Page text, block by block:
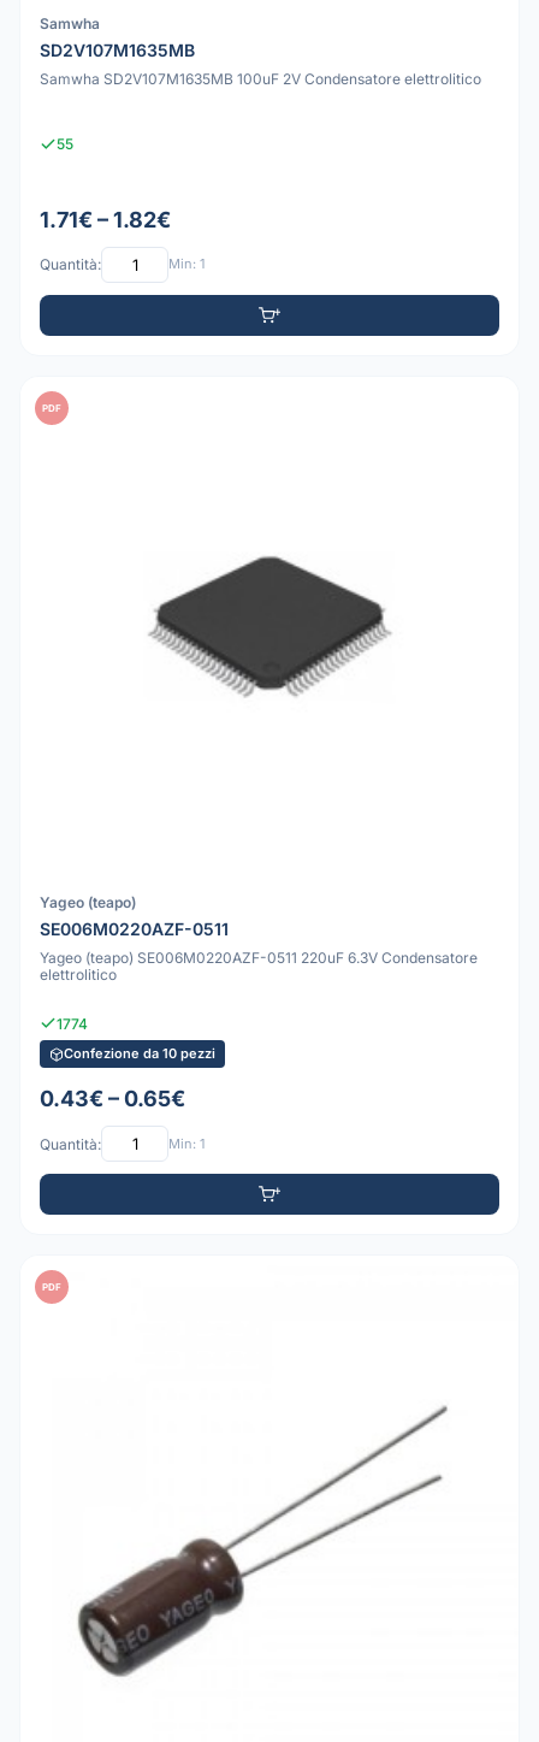
Samwha
SD2V107M1635MB
Samwha SD2V107M1635MB 100uF 2V Condensatore elettrolitico
55
1.71€ – 1.82€
Quantità: Min: 1
PDF
Yageo (teapo)
SE006M0220AZF-0511
Yageo (teapo) SE006M0220AZF-0511 220uF 6.3V Condensatore
elettrolitico
1774
Confezione da 10 pezzi
0.43€ – 0.65€
Quantità: Min: 1
PDF